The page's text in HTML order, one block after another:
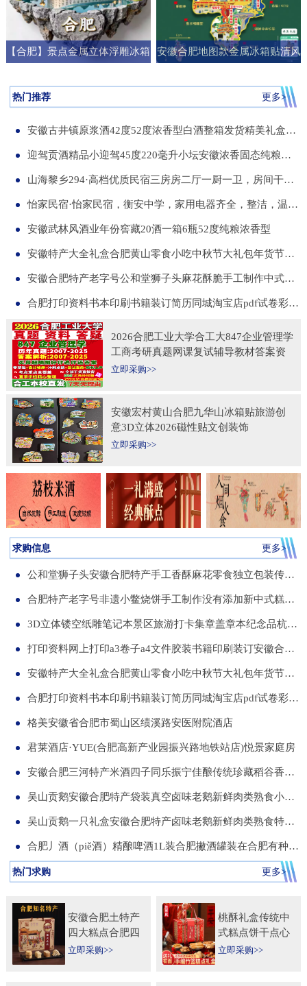
【合肥】景点金属立体浮雕冰箱 安徽合肥地图款金属冰箱贴清风
热门推荐 更多>
安徽古井镇原浆酒42度52度浓香型白酒整箱发货精美礼盒纯粮食白酒
迎驾贡酒精品小迎驾45度220毫升小坛安徽浓香固态纯粮酒整箱12瓶
山海黎乡294·高档优质民宿三房房二厅一厨一卫，房间干净整洁，可短住，可长租
怡家民宿·怡家民宿，衡安中学，家用电器齐全，整洁，温馨，可短租，月租
安徽武林风酒业年份窖藏20酒一箱6瓶52度纯粮浓香型
安徽特产大全礼盒合肥黄山零食小吃中秋节大礼包年货节送伴手礼品
安徽合肥特产老字号公和堂狮子头麻花酥脆手工制作中式糕点伴手礼
合肥打印资料书本印刷书籍装订简历同城淘宝店pdf试卷彩色a34讲义
2026合肥工业大学合工大847企业管理学
工商考研真题网课复试辅导教材答案资
料考前冲刺押题预测三套卷3套题
立即采购>>
安徽宏村黄山合肥九华山冰箱贴旅游创
意3D立体2026磁性贴文创装饰
立即采购>>
求购信息 更多>
公和堂狮子头安徽合肥特产手工香酥麻花零食独立包装传统老式糕点
合肥特产老字号非遗小鳖烧饼手工制作没有添加新中式糕点伴手礼
3D立体镂空纸雕笔记本景区旅游打卡集章盖章本纪念品杭州合肥昆明武汉城市文创本可定制集章册景点北京logo
打印资料网上打印a3卷子a4文件胶装书籍印刷装订安徽合肥同城服务
安徽特产大全礼盒合肥黄山零食小吃中秋节大礼包年货节送伴手礼品
合肥打印资料书本印刷书籍装订简历同城淘宝店pdf试卷彩色a34讲义
格美安徽省合肥市蜀山区绩溪路安医附院酒店
君莱酒店·YUE(合肥高新产业园振兴路地铁站店)悦景家庭房
安徽合肥三河特产米酒四子同乐振宁佳酿传统珍藏稻谷香一箱两瓶
吴山贡鹅安徽合肥特产袋装真空卤味老鹅新鲜肉类熟食小吃包河发货
吴山贡鹅一只礼盒安徽合肥特产卤味老鹅新鲜肉类熟食特色小吃包邮
合肥丿酒（piě酒）精酿啤酒1L装合肥撇酒罐装在合肥有种局叫丿酒
热门求购 更多>
安徽合肥土特产
四大糕点合肥四
大名点礼盒零食
立即采购>>
桃酥礼盒传统中
式糕点饼干点心
特产食品伴手礼
立即采购>>